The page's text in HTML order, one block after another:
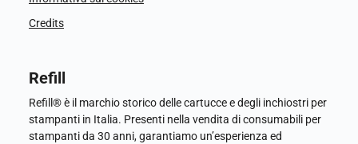
Credits
Refill
Refill® è il marchio storico delle cartucce e degli inchiostri per
stampanti in Italia. Presenti nella vendita di consumabili per
stampanti da 30 anni, garantiamo un’esperienza ed